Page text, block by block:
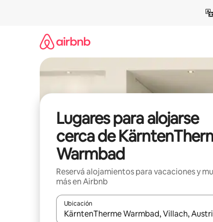
Lugares para alojarse
cerca de
Warmbad
Reservá alojamientos para vacaciones y
más en Airbnb
Ubicación
Cuando los resultados estén disponibles,